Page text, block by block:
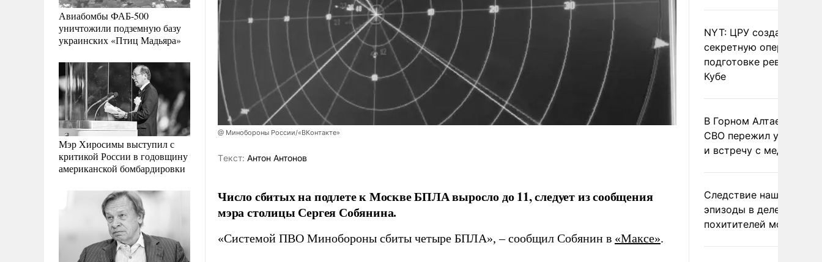
Авиабомбы ФАБ-500
уничтожили подземную базу
украинских «Птиц Мадьяра»
Мэр Хиросимы выступил с
критикой России в годовщину
американской бомбардировки
@ Минобороны России/«ВКонтакте»
Tекст: Антон Антонов
Число сбитых на подлете к Москве БПЛА выросло до 11, следует из сообщения
мэра столицы Сергея Собянина.
«Системой ПВО Минобороны сбиты четыре БПЛА», – сообщил Собянин в «Максе».
NYT: ЦРУ создало
секретную опергруппу
подготовке революции
Кубе
В Горном Алтае
СВО пережил удар
и встречу с медведем
Следствие нашло
эпизоды в деле
похитителей москвичек